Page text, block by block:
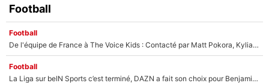
Football
Football
De l'équipe de France à The Voice Kids : Contacté par Matt Pokora, Kylian Mbappé a accepté de jouer un rôle inédit sur TF1 !
Football
La Liga sur beIN Sports c’est terminé, DAZN a fait son choix pour Benjamin Da Silva et Omar Da Fonseca !